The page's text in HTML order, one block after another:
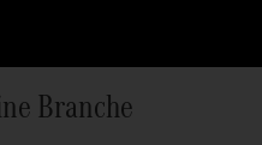
Branche